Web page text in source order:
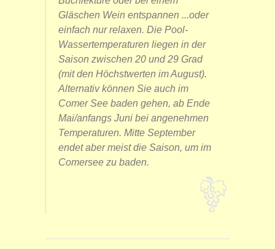
Gläschen Wein entspannen ...oder
einfach nur relaxen. Die Pool-
Wassertemperaturen liegen in der
Saison zwischen 20 und 29 Grad
(mit den Höchstwerten im August).
Alternativ können Sie auch im
Comer See baden gehen, ab Ende
Mai/anfangs Juni bei angenehmen
Temperaturen. Mitte September
endet aber meist die Saison, um im
Comersee zu baden.